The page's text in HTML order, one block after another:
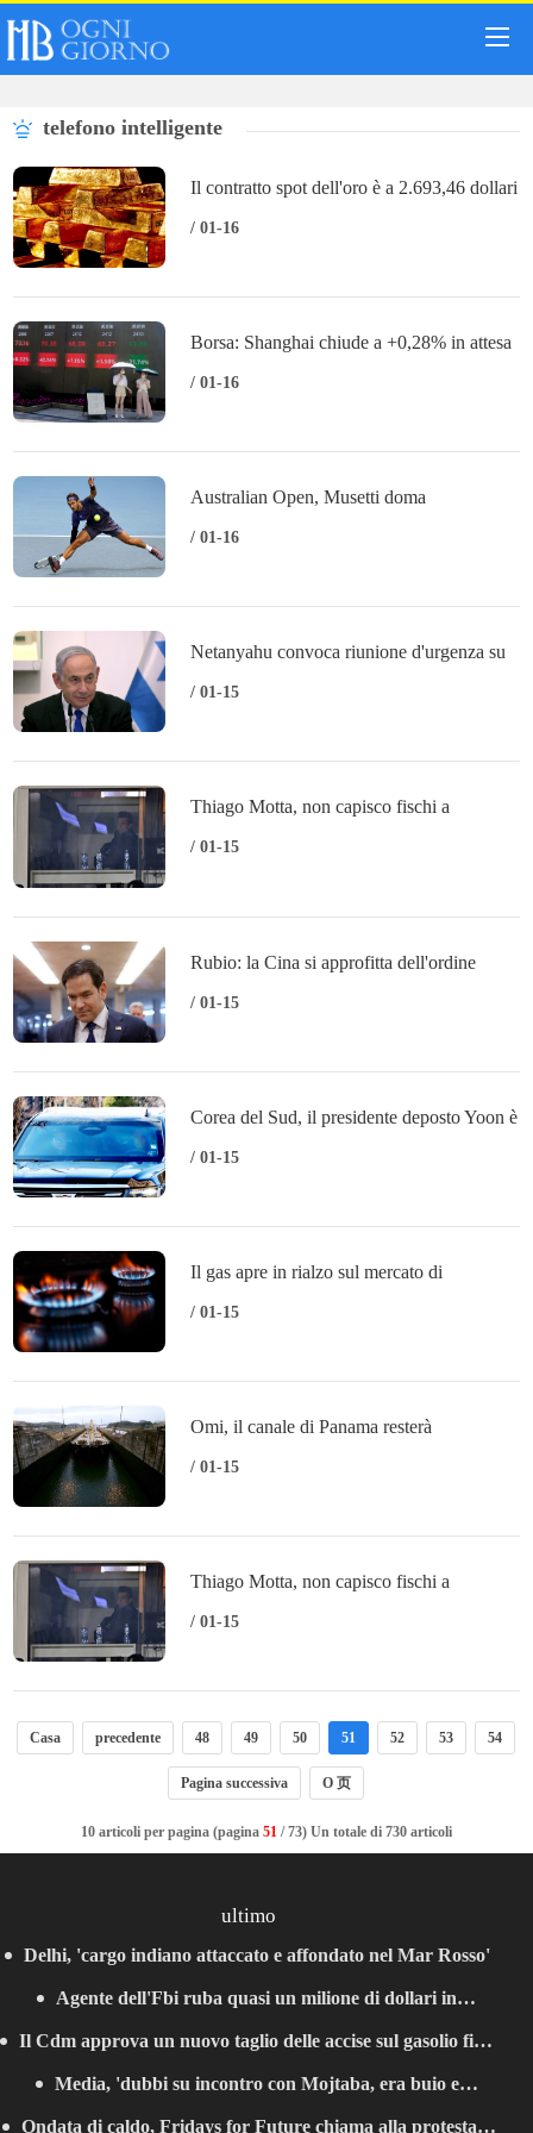
telefono intelligente
Il contratto spot dell'oro è a 2.693,46 dollari
l'oncia
/ 01-16
Borsa: Shanghai chiude a +0,28% in attesa
Pil, Shenzhen a +0,44%
/ 01-16
Australian Open, Musetti doma
Shapovalov e conquista terzo turno
/ 01-16
Netanyahu convoca riunione d'urgenza su
tregua e ostaggi
/ 01-15
Thiago Motta, non capisco fischi a
Koopmeiners, noi ottimi
/ 01-15
Rubio: la Cina si approfitta dell'ordine
globale del dopoguerra
/ 01-15
Corea del Sud, il presidente deposto Yoon è
stato arrestato
/ 01-15
Il gas apre in rialzo sul mercato di
Amsterdam (+1,2%)
/ 01-15
Omi, il canale di Panama resterà
panamense
/ 01-15
Thiago Motta, non capisco fischi a
Koopmeiners, noi ottimi
/ 01-15
Casa precedente 48 49 50 51 52 53 54
Pagina successiva O 页
10 articoli per pagina (pagina 51/ 73) Un totale di 730 articoli
ultimo
Delhi, 'cargo indiano attaccato e affondato nel Mar Rosso'
Agente dell'Fbi ruba quasi un milione di dollari in
criptovalute
Il Cdm approva un nuovo taglio delle accise sul gasolio fino
al 25 agosto
Media, 'dubbi su incontro con Mojtaba, era buio e
Pezeshkian non potè riconoscerlo'
Ondata di caldo, Fridays for Future chiama alla protesta a